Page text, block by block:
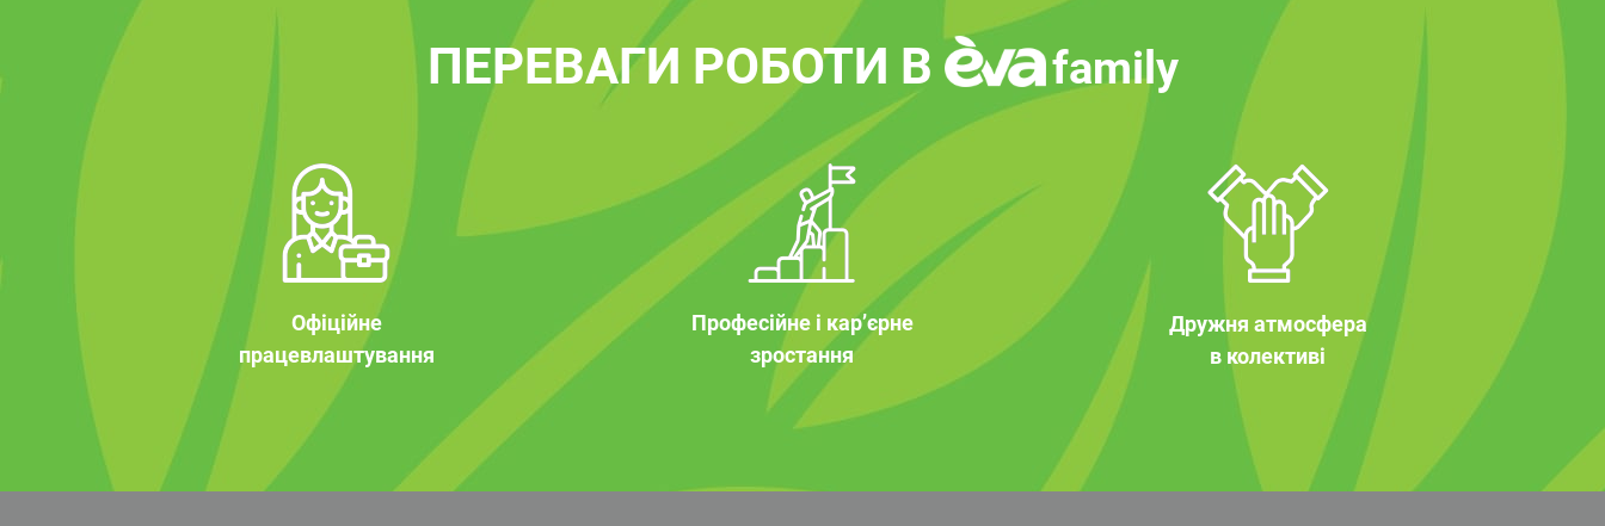
ПЕРЕВАГИ РОБОТИ В family
Офіційне
працевлаштування
Професійне і кар’єрне
зростання
Дружня атмосфера
в колективі